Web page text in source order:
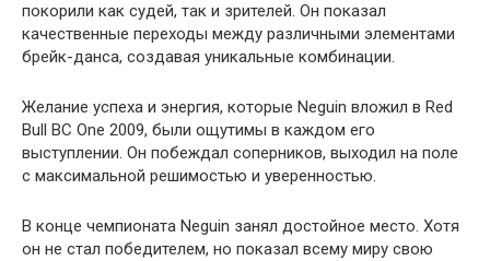
покорили как судей, так и зрителей. Он показал
качественные переходы между различными элементами
брейк-данса, создавая уникальные комбинации.
Желание успеха и энергия, которые Neguin вложил в Red
Bull BC One 2009, были ощутимы в каждом его
выступлении. Он побеждал соперников, выходил на поле
с максимальной решимостью и уверенностью.
В конце чемпионата Neguin занял достойное место. Хотя
он не стал победителем, но показал всему миру свою